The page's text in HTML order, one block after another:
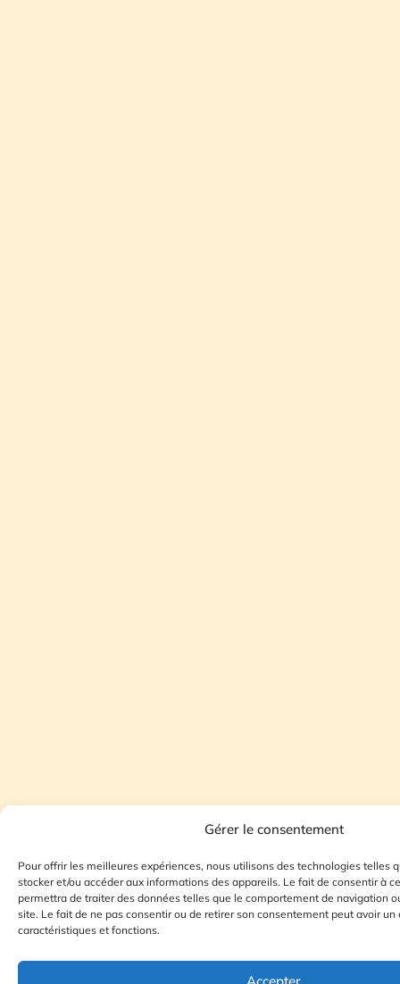
Gérer le consentement
Pour offrir les meilleures expériences, nous utilisons des technologies telles
stocker et/ou accéder aux informations des appareils. Le fait de consentir à
permettra de traiter des données telles que le comportement de navigation
site. Le fait de ne pas consentir ou de retirer son consentement peut avoir
caractéristiques et fonctions.
Accepter